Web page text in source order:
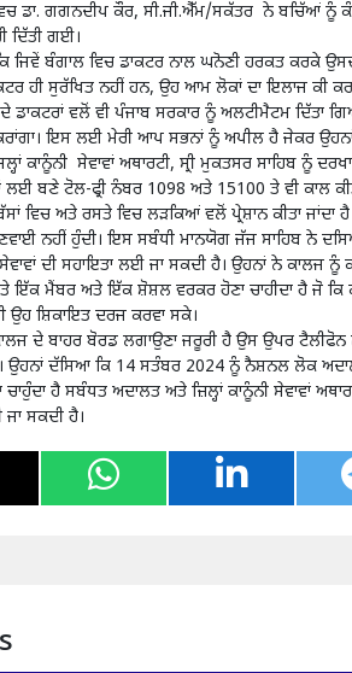
ਕੌਰ, ਸੀ.ਜੀ.ਐੱਮ/ਸਕੱਤਰ ਨੇ ਬਚਿੱਆਂ ਨੂੰ ਕੰਮ
ਦਿੱਤੀ ਗਈ।
ਵਿਚ ਡਾਕਟਰ ਨਾਲ ਘਨੋਣੀ ਹਰਕਤ ਕਰਕੇ ਉਸਦੀ
ਹੀ ਸੁਰੱਖਿਤ ਨਹੀਂ ਹਨ, ਉਹ ਆਮ ਲੋਕਾਂ ਦਾ ਇਲਾਜ ਕੀ
ਵੀ ਪੰਜਾਬ ਸਰਕਾਰ ਨੂੰ ਅਲਟੀਮੈਟਮ ਦਿੱਤਾ ਗਿਆ
ਇਸ ਲਈ ਮੇਰੀ ਆਪ ਸਭਨਾਂ ਨੂੰ ਅਪੀਲ ਹੈ ਜੇਕਰ
ਕਾਨੂੰਨੀ ਸੇਵਾਵਾਂ ਅਥਾਰਟੀ, ਸ੍ਰੀ ਮੁਕਤਸਰ ਸਾਹਿਬ ਨੂੰ
ਫ੍ਰੀ ਨੰਬਰ 1098 ਅਤੇ 15100 ਤੇ ਵੀ ਕਾਲ ਕੀਤੀ
ਵਿਚ ਅਤੇ ਰਸਤੇ ਵਿਚ ਲੜਕਿਆਂ ਵਲੋਂ ਪ੍ਰੇਸ਼ਾਨ ਕੀਤਾ
ਨਹੀਂ ਹੁੰਦੀ। ਇਸ ਸਬੰਧੀ ਮਾਨਯੋਗ ਜੱਜ ਸਾਹਿਬ ਨੇ
ਸੇਵਾਵਾਂ ਦੀ ਸਹਾਇਤਾ ਲਈ ਜਾ ਸਕਦੀ ਹੈ। ਉਹਨਾਂ ਨੇ
ਮੈਂਬਰ ਅਤੇ ਇੱਕ ਸ਼ੋਸ਼ਲ ਵਰਕਰ ਹੋਣਾ ਚਾਹੀਦਾ ਹੈ ਜੋ ਕਿ
ਸ਼ਿਕਾਇਤ ਦਰਜ ਕਰਵਾ ਸਕੇ।
ਬੋਰਡ ਲਗਾਉਣਾ ਜਰੂਰੀ ਹੈ ਉਸ ਉਪਰ ਟੈਲੀਫੋਨ
ਉਹਨਾਂ ਦੱਸਿਆ ਕਿ 14 ਸਤੰਬਰ 2024 ਨੂੰ ਨੈਸ਼ਨਲ ਲੋਕ
ਹੈ ਸਬੰਧਤ ਅਦਾਲਤ ਅਤੇ ਜ਼ਿਲ੍ਹਾਂ ਕਾਨੂੰਨੀ ਸੇਵਾਵਾਂ
ਜਾ ਸਕਦੀ ਹੈ।